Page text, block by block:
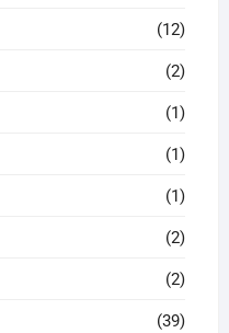
(12)
(2)
(1)
(1)
(1)
(2)
(2)
(39)